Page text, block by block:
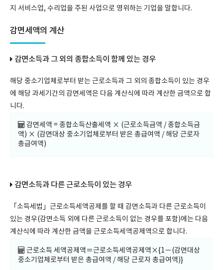
지 서비스업, 수리업을 주된 사업으로 영위하는 기업을 말합니다.
감면세액의 계산
감면소득과 그 외의 종합소득이 함께 있는 경우
해당 중소기업체로부터 받는 근로소득과 그 외의 종합소득이 있는 경우
에 해당 과세기간의 감면세액은 다음 계산식에 따라 계산한 금액으로 합
니다.
감면세액 = 종합소득산출세액 × (근로소득금액 / 종합소득금
액) × (감면대상 중소기업체로부터 받은 총급여액 / 해당 근로자
총급여액)
감면소득과 다른 근로소득이 있는 경우
「소득세법」근로소득세액공제를 할 때 감면소득과 다른 근로소득이
있는 경우(감면소득 외에 다른 근로소득이 없는 경우를 포함)에는 다음
계산식에 따라 계산한 금액을 근로소득세액공제액으로 합니다.
근로소득 세액공제액＝근로소득세액공제액×{1－(감면대상
중소기업체로부터 받은 총급여액 / 해당 근로자 총급여액)}